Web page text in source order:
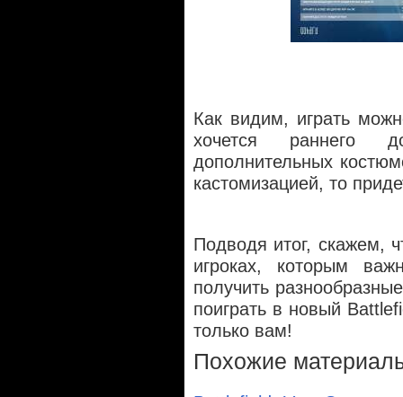
Как видим, играть
хочется раннего
дополнительных
кастомизацией, то
Подводя итог, скажем,
игроках, которым
получить
поиграть в новый
только вам!
Похожие